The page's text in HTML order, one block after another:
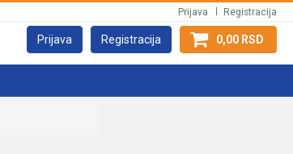
Prijava Registracija
Prijava Registracija
0,00 RSD